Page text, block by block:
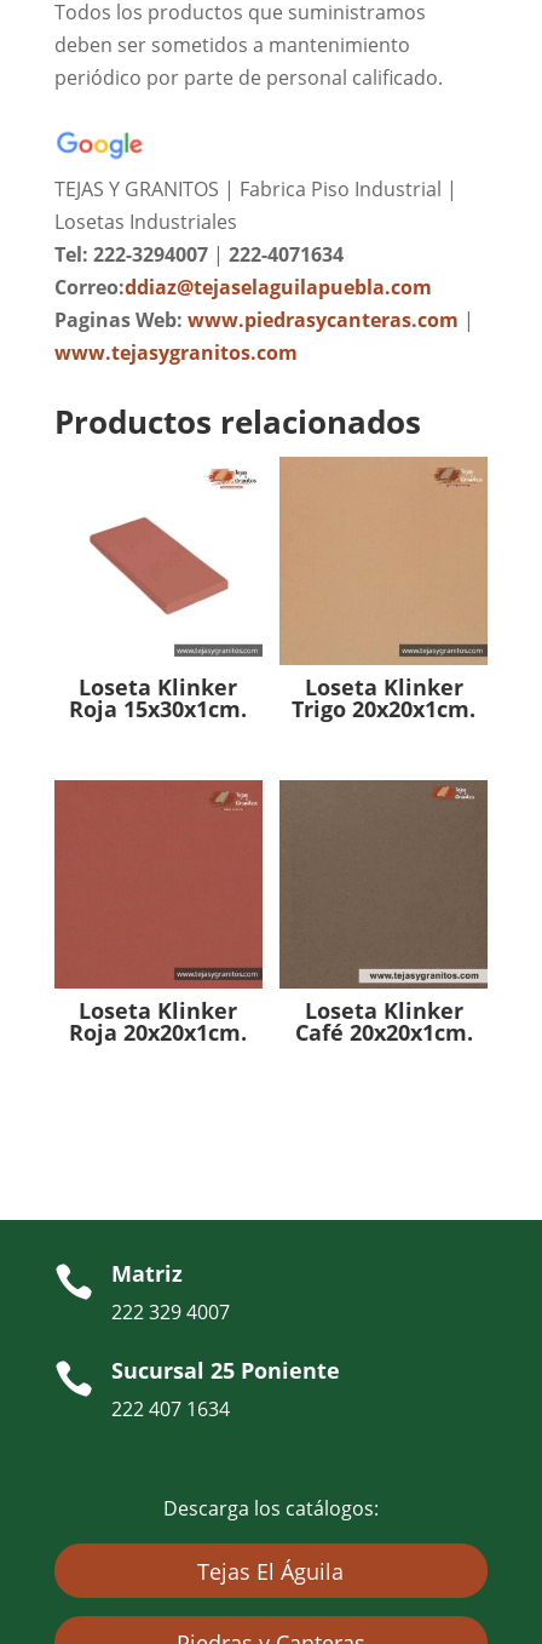
Todos los productos que suministramos
deben ser sometidos a mantenimiento
periódico por parte de personal calificado.
TEJAS Y GRANITOS | Fabrica Piso Industrial |
Losetas Industriales
Tel: 222-3294007| 222-4071634
Correo:ddiaz@tejaselaguilapuebla.com
Paginas Web: www.piedrasycanteras.com |
www.tejasygranitos.com
Productos relacionados
Loseta Klinker
Roja 15x30x1cm.
Loseta Klinker
Trigo 20x20x1cm.
Loseta Klinker
Roja 20x20x1cm.
Loseta Klinker
Café 20x20x1cm.
 Matriz
222 329 4007
 Sucursal 25 Poniente
222 407 1634
Descarga los catálogos:
Tejas El Águila